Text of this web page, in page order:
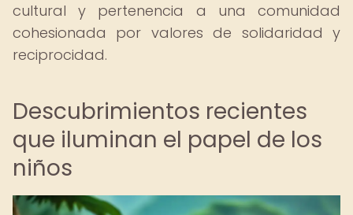
cultural y pertenencia a una comunidad
cohesionada por valores de solidaridad y
reciprocidad.
Descubrimientos recientes
que iluminan el papel de los
niños